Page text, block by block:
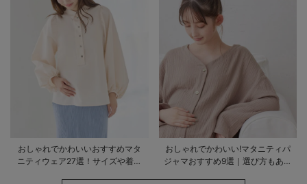
おしゃれでかわいいおすすめマタ
ニティウェア27選！サイズや着る
おしゃれでかわいい!マタニティパ
ジャマおすすめ9選｜選び方もあわ